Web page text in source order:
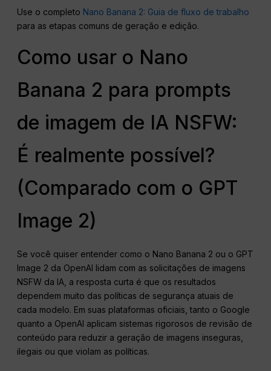
Use o completo Nano Banana 2: Guia de fluxo de trabalho
para as etapas comuns de geração e edição.
Como usar o Nano
Banana 2 para prompts
de imagem de IA NSFW:
É realmente possível?
(Comparado com o GPT
Image 2)
Se você quiser entender como o Nano Banana 2 ou o GPT
Image 2 da OpenAI lidam com as solicitações de imagens
NSFW da IA, a resposta curta é que os resultados
dependem muito das políticas de segurança atuais de
cada modelo. Em suas plataformas oficiais, tanto o Google
quanto a OpenAI aplicam sistemas rigorosos de revisão de
conteúdo para reduzir a geração de imagens inseguras,
ilegais ou que violam as políticas.